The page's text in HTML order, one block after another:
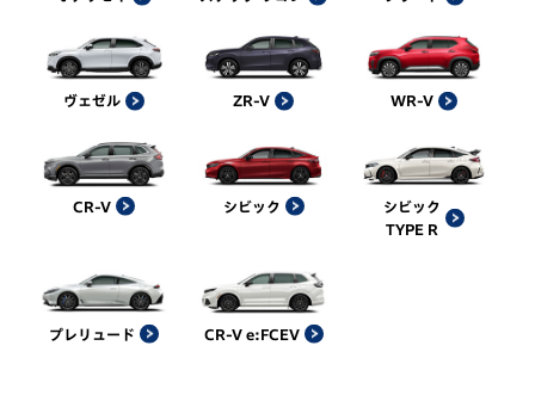
ヴェゼル ZR-V WR-V
CR-V シビック
シビック
TYPE R
プレリュード CR-V e:FCEV